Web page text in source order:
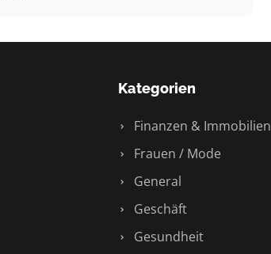
Kategorien
Finanzen & Immobilien
Frauen / Mode
General
Geschäft
Gesundheit